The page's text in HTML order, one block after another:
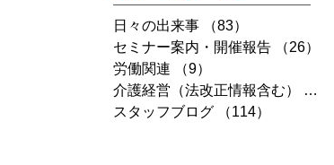
日々の出来事 （83）
セミナー案内・開催報告
（26）
労働関連
（9）
介護経営（法改正情報含む）
（7）
スタッフブログ
（114）